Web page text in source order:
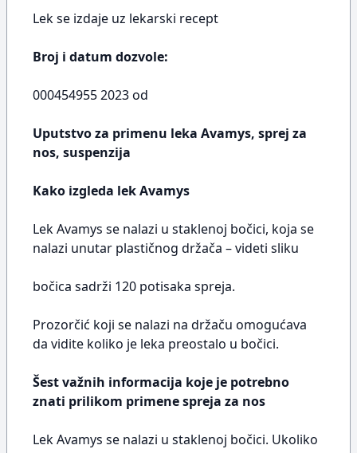
Lek se izdaje uz lekarski recept
Broj i datum dozvole:
000454955 2023 od
Uputstvo za primenu leka Avamys, sprej za
nos, suspenzija
Kako izgleda lek Avamys
Lek Avamys se nalazi u staklenoj bočici, koja se
nalazi unutar plastičnog držača – videti sliku
bočica sadrži 120 potisaka spreja.
Prozorčić koji se nalazi na držaču omogućava
da vidite koliko je leka preostalo u bočici.
Šest važnih informacija koje je potrebno
znati prilikom primene spreja za nos
Lek Avamys se nalazi u staklenoj bočici. Ukoliko